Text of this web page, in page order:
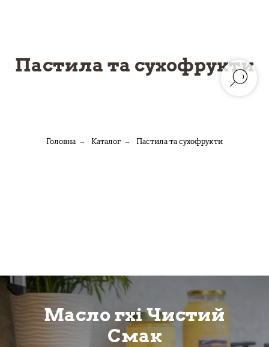
Пастила та сухофрукти
Головна → Каталог → Пастила та сухофрукти
Масло гхі Чистий
Смак